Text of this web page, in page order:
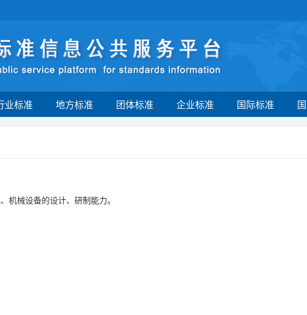
业标准 地方标准 团体标准 企业标准 国际标准
机械设备的设计、研制能力。